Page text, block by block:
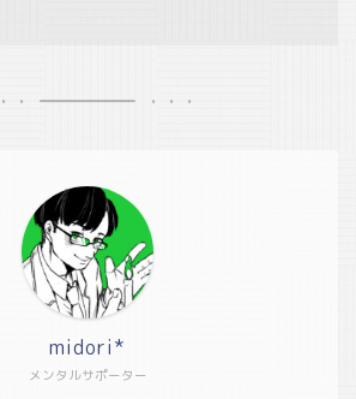
メンタルサポーター
midori*